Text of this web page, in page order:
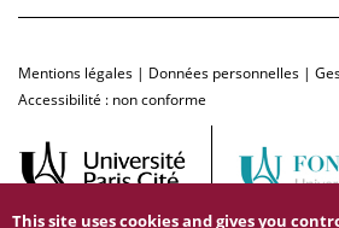
Mentions légales | Données personnelles |
Accessibilité : non conforme
This site uses cookies and gives you